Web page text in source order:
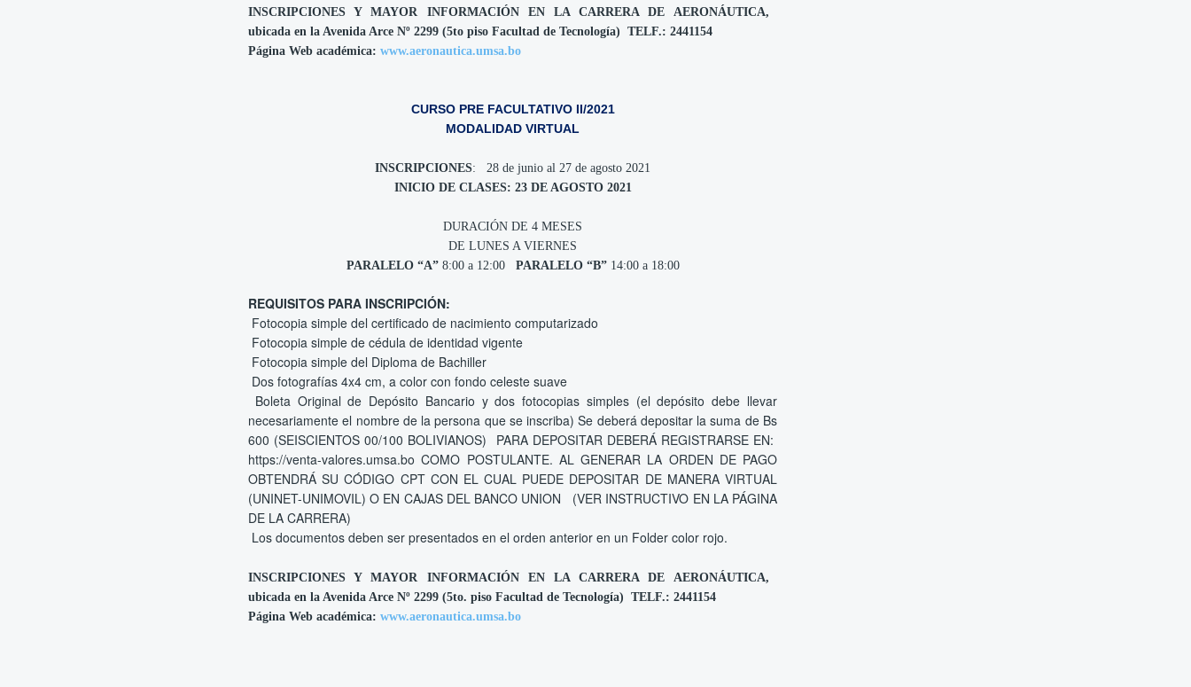
INSCRIPCIONES Y MAYOR INFORMACIÓN EN LA CARRERA DE AERONÁUTICA,
ubicada en la Avenida Arce Nº 2299 (5to piso Facultad de Tecnología) TELF.: 2441154
Página Web académica: www.aeronautica.umsa.bo
CURSO PRE FACULTATIVO II/2021
MODALIDAD VIRTUAL
INSCRIPCIONES: 28 de junio al 27 de agosto 2021
INICIO DE CLASES: 23 DE AGOSTO 2021
DURACIÓN DE 4 MESES
DE LUNES A VIERNES
PARALELO “A”8:00 a 12:00 PARALELO “B”14:00 a 18:00
REQUISITOS PARA INSCRIPCIÓN:
Fotocopia simple del certificado de nacimiento computarizado
Fotocopia simple de cédula de identidad vigente
Fotocopia simple del Diploma de Bachiller
Dos fotografías 4x4 cm, a color con fondo celeste suave
Boleta Original de Depósito Bancario y dos fotocopias simples (el depósito debe llevar
necesariamente el nombre de la persona que se inscriba)Se deberá depositar la suma de Bs
600 (SEISCIENTOS 00/100 BOLIVIANOS) PARA DEPOSITAR DEBERÁ REGISTRARSE EN:
https://venta-valores.umsa.bo COMO POSTULANTE. AL GENERAR LA ORDEN DE PAGO
OBTENDRÁ SU CÓDIGO CPT CON EL CUAL PUEDE DEPOSITAR DE MANERA VIRTUAL
(UNINET-UNIMOVIL) O EN CAJAS DEL BANCO UNION (VER INSTRUCTIVO EN LA PÁGINA
DE LA CARRERA)
Los documentos deben ser presentados en el orden anterior en un Folder color rojo.
INSCRIPCIONES Y MAYOR INFORMACIÓN EN LA CARRERA DE AERONÁUTICA,
ubicada en la Avenida Arce Nº 2299 (5to. piso Facultad de Tecnología) TELF.: 2441154
Página Web académica: www.aeronautica.umsa.bo